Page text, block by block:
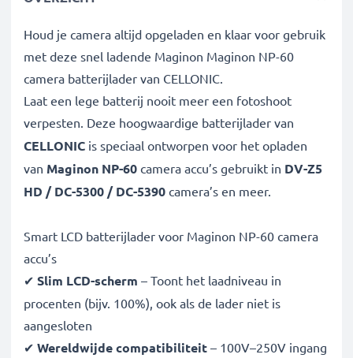
Houd je camera altijd opgeladen en klaar voor gebruik
met deze snel ladende Maginon Maginon NP-60
camera batterijlader van CELLONIC.
Laat een lege batterij nooit meer een fotoshoot
verpesten. Deze hoogwaardige batterijlader van
CELLONIC is speciaal ontworpen voor het opladen
van Maginon NP-60 camera accu’s gebruikt in DV-Z5
HD / DC-5300 / DC-5390 camera’s en meer.
Smart LCD batterijlader voor Maginon NP-60 camera
accu’s
✔ Slim LCD-scherm – Toont het laadniveau in
procenten (bijv. 100%), ook als de lader niet is
aangesloten
✔ Wereldwijde compatibiliteit – 100V–250V ingang